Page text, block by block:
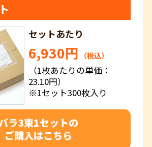
セットあたり
6,930円 （税込）
（1枚あたりの単価：
23.10円）
※1セット300枚入り
ラ3束1セットの
ご購入はこちら